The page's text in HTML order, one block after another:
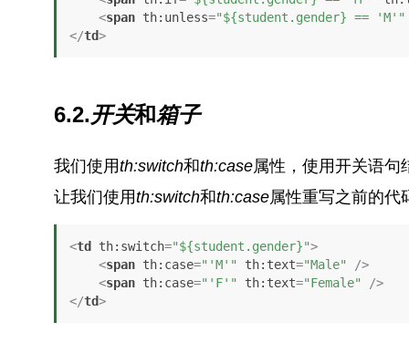
<span th:unless="${student.gender} == 'M'"
</td>
6.2.开关和箱子
我们使用th:switch和th:case属性，使用开关语句
让我们使用th:switch和th:case属性重写之前的代
<td th:switch="${student.gender}">
<span th:case="'M'" th:text="Male"
/>
<span th:case="'F'" th:text="Female"
/>
</td>